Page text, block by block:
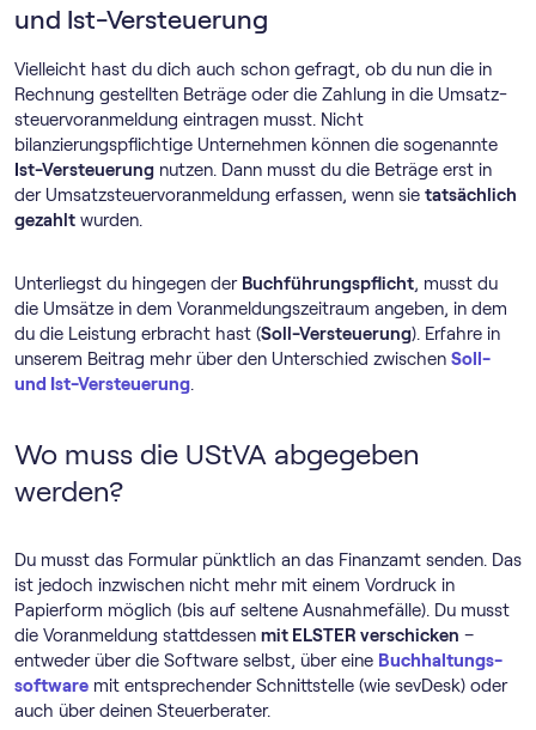
und Ist-Versteuerung
Vielleicht hast du dich auch schon gefragt, ob du nun die in
Rechnung gestellten Beträge oder die Zahlung in die Umsatz­
steuer­voranmeldung eintragen musst. Nicht
bilanzierungspflichtige Unternehmen können die sogenannte
Ist-Versteuerung nutzen. Dann musst du die Beträge erst in
der Umsatz­steuer­voranmeldung erfassen, wenn sie tatsächlich
gezahlt wurden.
Unterliegst du hingegen der Buchführungspflicht, musst du
die Umsätze in dem Voranmeldungszeitraum angeben, in dem
du die Leistung erbracht hast (Soll-Versteuerung). Erfahre in
unserem Beitrag mehr über den Unterschied zwischen Soll-
und Ist-Versteuerung.
Wo muss die UStVA abgegeben
werden?
Du musst das Formular pünktlich an das Finanzamt senden. Das
ist jedoch inzwischen nicht mehr mit einem Vordruck in
Papierform möglich (bis auf seltene Ausnahmefälle). Du musst
die Voranmeldung stattdessen mit ELSTER verschicken –
entweder über die Software selbst, über eine Buch­haltungs­
software mit entsprechender Schnittstelle (wie sevDesk) oder
auch über deinen Steuerberater.